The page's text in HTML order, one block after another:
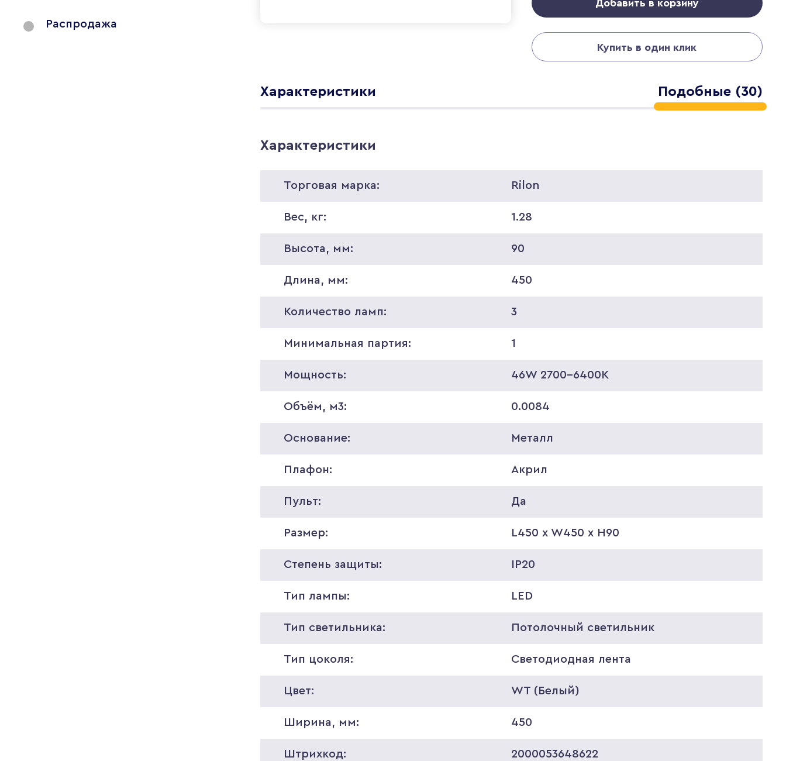
Распродажа
Добавить в корзину
Купить в один клик
Характеристики Подобные (30)
Характеристики
Торговая марка: Rilon
Вес, кг: 1.28
Высота, мм: 90
Длина, мм: 450
Количество ламп: 3
Минимальная партия: 1
Мощность: 46W 2700-6400K
Объём, м3: 0.0084
Основание: Металл
Плафон: Акрил
Пульт: Да
Размер: L450 x W450 x H90
Степень защиты: IP20
Тип лампы: LED
Тип светильника: Потолочный светильник
Тип цоколя: Светодиодная лента
Цвет: WT (Белый)
Ширина, мм: 450
Штрихкод: 2000053648622